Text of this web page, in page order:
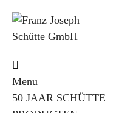
Menu
50 JAAR SCHÜTTE